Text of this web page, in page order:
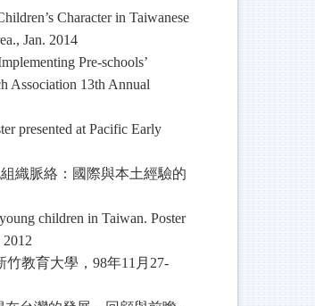
Character in Taiwanese
Jan. 2014
Pre-schools’
Association 13th Annual
presented at Pacific Early
織脈絡：國際與本土經驗的
children in Taiwan. Poster
2012
教育大學， 98年11 月 27-